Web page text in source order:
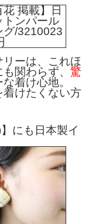
花 掲載】日
トンパール
グ/3210023
ーは、これほ
も関わらず、驚
着け心地。
着けたくない方
にも日本製イ